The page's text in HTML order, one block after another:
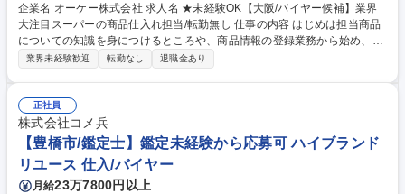
企業名 オーケー株式会社 求人名 ★未経験OK【大阪/バイヤー候補】業界
大注目スーパーの商品仕入れ担当/転勤無し 仕事の内容 はじめは担当商品
についての知識を身につけるところや、商品情報の登録業務から始め、数
か月～半年かけて、当社の業務の流れや交渉などを順にお任せします。
れ、値付け、店頭棚割、在庫管理を一手に担い、品揃え･価格を考え、売
上を創るポジションです。※1カテゴリーの取扱額は50億～400億！ま
た、当社ではバイヤーがPB(自社オリジナル商品)の企画も担当するため、
大手メーカーと連携した商品企画・ 開発に携わる機会もございます。 募
集職種 ★未経験OK【大阪/バイヤー候補】業界大注目スーパーの商品仕入
れ担当/転勤無し
業界未経験歓迎 転勤なし 退職金あり
正社員
株式会社コメ兵
【豊橋市/鑑定士】鑑定未経験から応募可 ハイブランド
リユース 仕入/バイヤー
月給23万7800円以上